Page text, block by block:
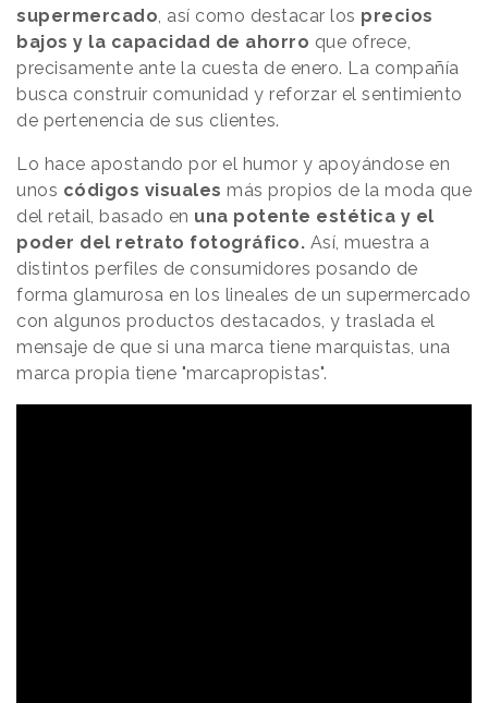
supermercado, así como destacar los precios
bajos y la capacidad de ahorro que ofrece,
precisamente ante la cuesta de enero. La compañía
busca construir comunidad y reforzar el sentimiento
de pertenencia de sus clientes.
Lo hace apostando por el humor y apoyándose en
unos códigos visuales más propios de la moda que
del retail, basado en una potente estética y el
poder del retrato fotográfico. Así, muestra a
distintos perfiles de consumidores posando de
forma glamurosa en los lineales de un supermercado
con algunos productos destacados, y traslada el
mensaje de que si una marca tiene marquistas, una
marca propia tiene "marcapropistas".